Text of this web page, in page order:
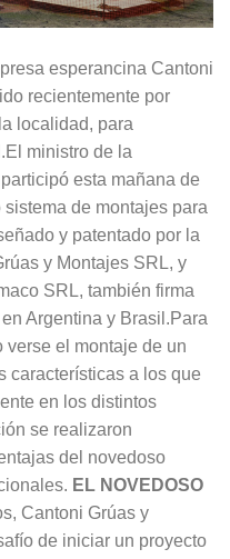
esperancina Cantoni
recientemente por
localidad, para
ministro de la
esta mañana de
de montajes para
y patentado por la
y Montajes SRL, y
SRL, también firma
Argentina y Brasil.Para
el montaje de un
características a los que
en los distintos
se realizaron
del novedoso
EL NOVEDOSO
Cantoni Grúas y
de iniciar un proyecto